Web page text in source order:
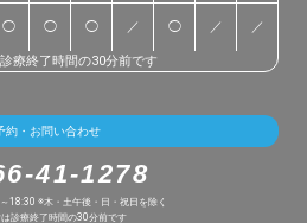
◯ ◯ ◯ ／ ◯ ／ ／
療終了時間の30分前です
約・お問い合わせ
41-1278
18:30 ※木・土午後・日・祝日を除く
診療終了時間の30分前です